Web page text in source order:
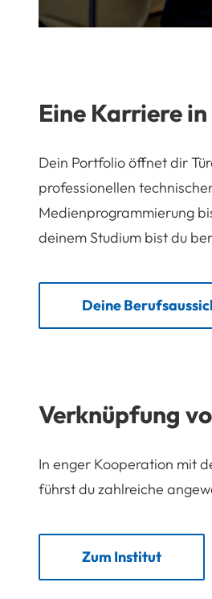
Eine Karriere
Dein Portfolio öffnet dir
professionellen
Medienprogrammierung
deinem Studium bist du
Deine
Verknüpfung
In enger Kooperation mit
führst du zahlreiche
Zum Institut